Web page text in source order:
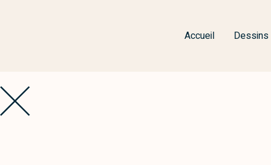
Accueil Dessins